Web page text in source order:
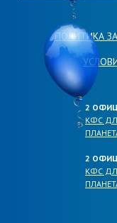
ПОЛИТИКА
2
КФС
2
КФС